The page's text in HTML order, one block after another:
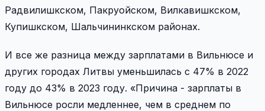
Радвилишкском, Пакруойском, Вилкавишкском,
Купишкском, Шальчининкском районах.
И все же разница между зарплатами в Вильнюсе и
других городах Литвы уменьшилась с 47% в 2022
году до 43% в 2023 году. «Причина - зарплаты в
Вильнюсе росли медленнее, чем в среднем по